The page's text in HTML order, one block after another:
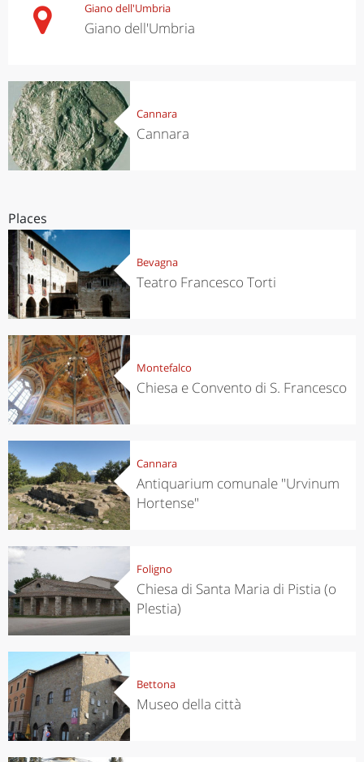
Giano dell'Umbria
Giano dell'Umbria
Cannara
Cannara
Places
Bevagna
Teatro Francesco Torti
Montefalco
Chiesa e Convento di S. Francesco
Cannara
Antiquarium comunale "Urvinum
Hortense"
Foligno
Chiesa di Santa Maria di Pistia (o
Plestia)
Bettona
Museo della città